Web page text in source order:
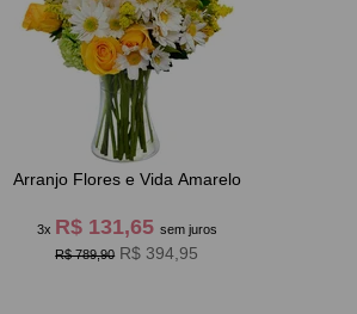
Arranjo Flores e Vida Amarelo
3x R$ 131,65 sem juros
R$ 789,90 R$ 394,95